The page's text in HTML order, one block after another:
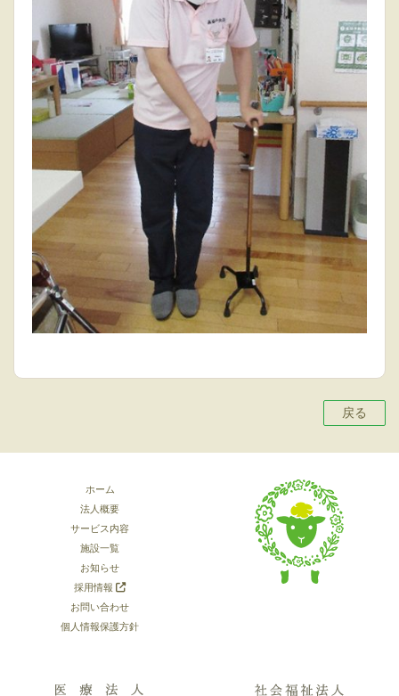
戻る
ホーム
法人概要
サービス内容
施設一覧
お知らせ
採用情報
お問い合わせ
個人情報保護方針